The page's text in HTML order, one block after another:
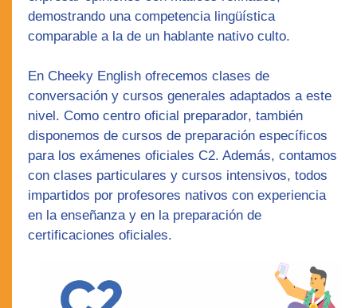
demostrando una competencia lingüística
comparable a la de un hablante nativo culto.
En Cheeky English ofrecemos clases de
conversación y cursos generales adaptados a este
nivel. Como centro oficial preparador, también
disponemos de cursos de preparación específicos
para los exámenes oficiales C2. Además, contamos
con clases particulares y cursos intensivos, todos
impartidos por profesores nativos con experiencia
en la enseñanza y en la preparación de
certificaciones oficiales.